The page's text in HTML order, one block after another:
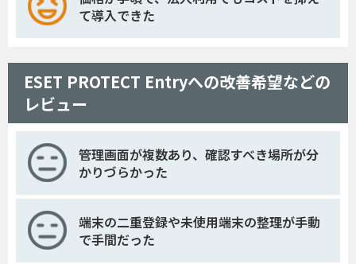
て導入できた
ESET PROTECT Entryへの改善希望などの
レビュー
管理画面が複数あり、確認すべき場所が分
かりづらかった
端末の二重登録や未使用端末の整理が手動
で手間だった